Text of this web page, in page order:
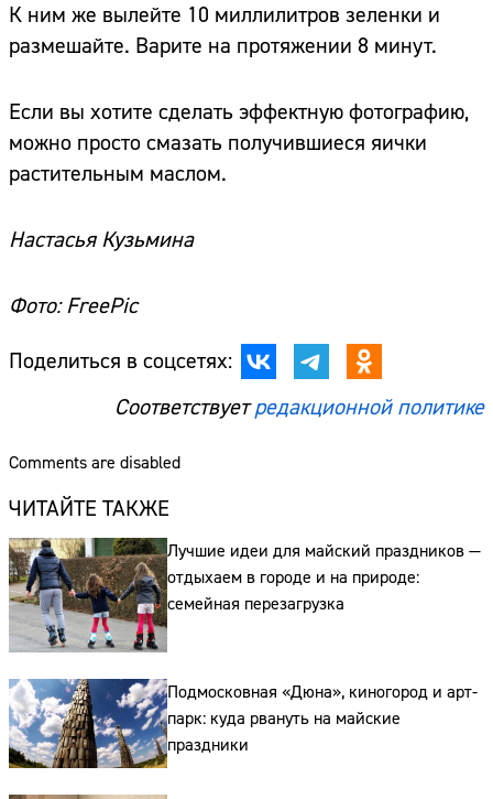
К ним же вылейте 10 миллилитров зеленки и
размешайте. Варите на протяжении 8 минут.
Если вы хотите сделать эффектную фотографию,
можно просто смазать получившиеся яички
растительным маслом.
Настасья Кузьмина
Фото: FreePic
Поделиться в соцсетях:
Соответствуетредакционной политике
Comments are disabled
ЧИТАЙТЕ ТАКЖЕ
Лучшие идеи для майский праздников —
отдыхаем в городе и на природе:
семейная перезагрузка
Подмосковная «Дюна», киногород и арт-
парк: куда рвануть на майские
праздники